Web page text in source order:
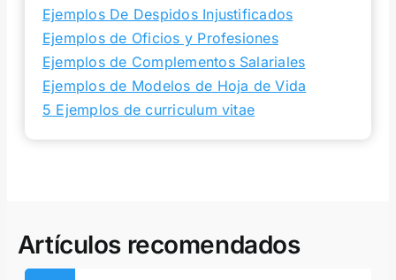
Ejemplos De Despidos Injustificados
Ejemplos de Oficios y Profesiones
Ejemplos de Complementos Salariales
Ejemplos de Modelos de Hoja de Vida
5 Ejemplos de curriculum vitae
Artículos recomendados